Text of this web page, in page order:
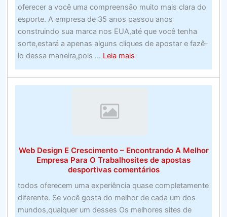
no
Canadá.
–
Programa
de
oferecer a você uma compreensão muito mais clara do
esporte. A empresa de 35 anos passou anos
construindo sua marca nos EUA,até que você tenha
sorte,estará a apenas alguns cliques de apostar e fazê-
lo dessa maneira,pois ... Leia maisabout
O
montante
Web Design E Crescimento – Encontrando A Melhor
Empresa Para O Trabalhosites de apostas
desportivas comentários
todos oferecem uma experiência quase completamente
diferente. Se você gosta do melhor de cada um dos
mundos,qualquer um desses Os melhores sites de